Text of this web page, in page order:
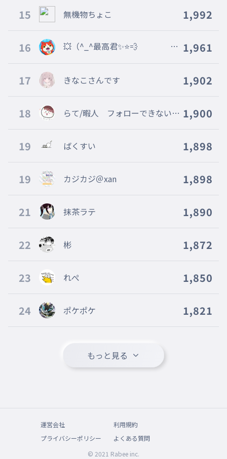
15 無機物ちょこ 1,992
16
💥（^_^最高君✨⭐💨 1,961
17 きなこさんです 1,902
18
らて/暇人 フォローできないの 1,900
19 ばくすい 1,898
19 カジカジ＠xan 1,898
21 抹茶ラテ 1,890
22 彬 1,872
23 れぺ 1,850
24 ポケポケ 1,821
もっと見る
運営会社
利用規約
プライバシーポリシー
よくある質問
© 2021 Rabee inc.